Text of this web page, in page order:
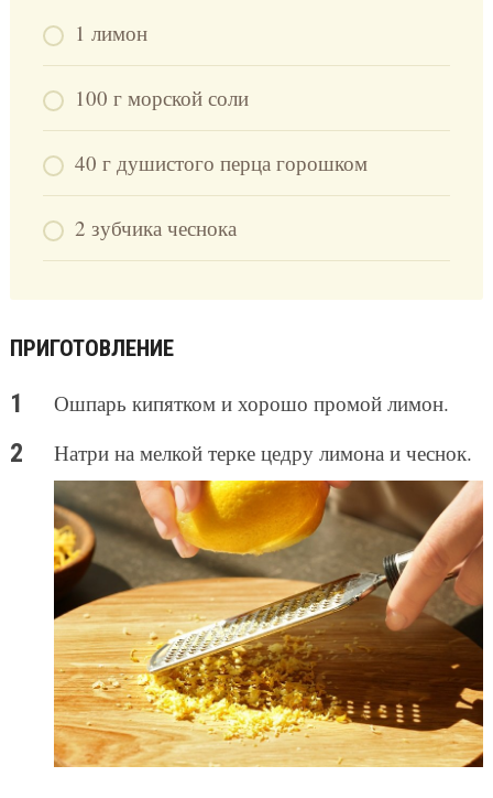
1 лимон
100 г морской соли
40 г душистого перца горошком
2 зубчика чеснока
ПРИГОТОВЛЕНИЕ
Ошпарь кипятком и хорошо промой лимон.
Натри на мелкой терке цедру лимона и чеснок.